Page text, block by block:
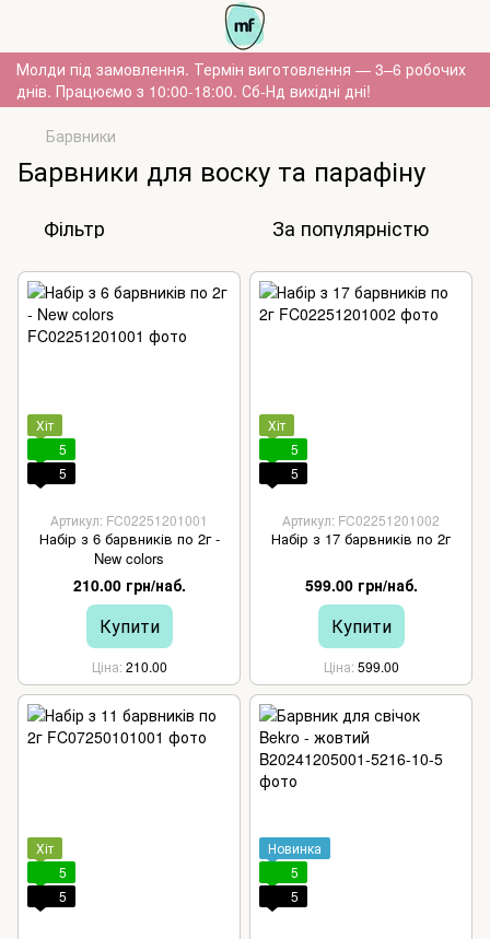
Молди під замовлення. Термін виготовлення — 3–6 робочих
днів. Працюємо з 10:00-18:00. Сб-Нд вихідні дні!
Барвники
Барвники для воску та парафіну
Фільтр За популярністю
Хіт
5
5
Артикул: FC02251201001
Набір з 6 барвників по 2г -
New colors
210.00 грн/наб.
Купити
Ціна 210.00
Хіт
5
5
Артикул: FC02251201002
Набір з 17 барвників по 2г
599.00 грн/наб.
Купити
Ціна 599.00
Хіт
5
5
Новинка
5
5